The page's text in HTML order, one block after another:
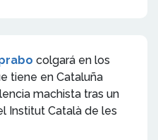
colgará en los
tiene en Cataluña
machista tras un
Institut Català de les